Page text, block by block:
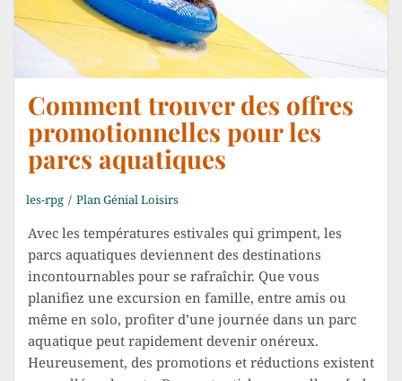
Comment trouver des offres
promotionnelles pour les
parcs aquatiques
les-rpg Plan Génial Loisirs
Avec les températures estivales qui grimpent, les
parcs aquatiques deviennent des destinations
incontournables pour se rafraîchir. Que vous
planifiez une excursion en famille, entre amis ou
même en solo, profiter d’une journée dans un parc
aquatique peut rapidement devenir onéreux.
Heureusement, des promotions et réductions existent